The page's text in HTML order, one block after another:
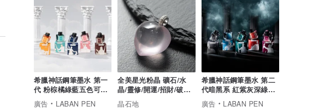
希臘神話鋼筆墨水 第一
代 粉棕橘綠藍五色可選
24小時出貨
廣告
LABAN PEN
全美星光粉晶 礦石/水
晶/靈修/開運/招財/破煞/
防小人
晶石地
希臘神話鋼筆墨水 第二
代暗黑系 紅紫灰深綠天
藍五色 24小時出貨
廣告
LABAN PEN